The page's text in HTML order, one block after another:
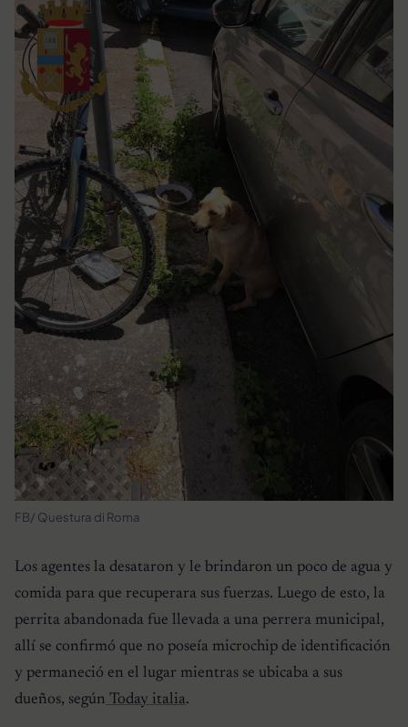
FB/ Questura di Roma
Los agentes la desataron y le brindaron un poco de agua y
comida para que recuperara sus fuerzas. Luego de esto, la
perrita abandonada fue llevada a una perrera municipal,
allí se confirmó que no poseía microchip de identificación
y permaneció en el lugar mientras se ubicaba a sus
dueños, según Today italia.